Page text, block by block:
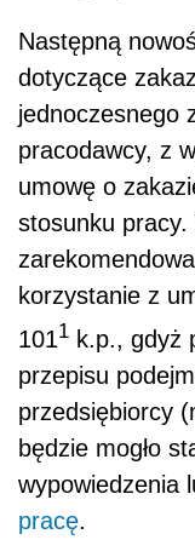
Następną
dotyczące
jednoczesnego
pracodawcy, z
umowę o
stosunku
korzystanie z
1011 k.p., gdyż
przepisu
przedsiębiorcy
będzie mogło
wypowiedzenia
pracę.